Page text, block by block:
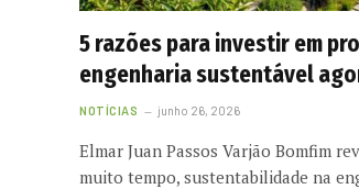
5 razões para investir em
engenharia sustentável
NOTÍCIAS junho 26, 2026
Elmar Juan Passos Varjão Bomfim
muito tempo, sustentabilidade na